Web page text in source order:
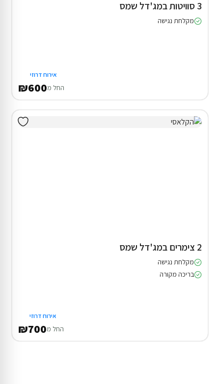
3 סוויטות במג'דל שמס
מקלחת נגישה
אירוח דרוזי
החל מ₪600
2 צימרים במג'דל שמס
מקלחת נגישה
בריכה מקורה
אירוח דרוזי
החל מ₪700